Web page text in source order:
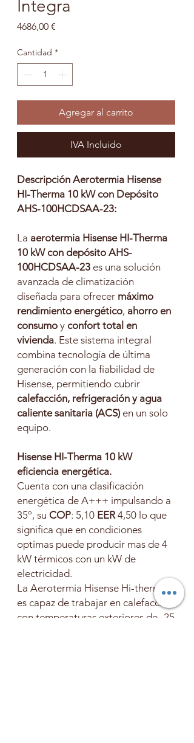
Integra
4686,00 €
Cantidad *
Agregar al carrito
IVA Incluido
Descripción Aerotermia Hisense
HI-Therma 10 kW con Depósito
AHS-100HCDSAA-23:
La aerotermia Hisense HI-Therma
10 kW con depósito AHS-
100HCDSAA-23 es una solución
avanzada de climatización
diseñada para ofrecer máximo
rendimiento energético, ahorro en
consumo y confort total en
vivienda. Este sistema integral
combina tecnología de última
generación con la fiabilidad de
Hisense, permitiendo cubrir
calefacción, refrigeración y agua
caliente sanitaria (ACS) en un solo
equipo.
Hisense HI-Therma 10 kW
eficiencia energética.
Cuenta con una clasificación
energética de A+++ impulsando a
35º, su COP: 5,10 EER4,50 lo que
significa que en condiciones
optimas puede producir mas de 4
kW térmicos con un kW de
electricidad.
La Aerotermia Hisense Hi-therma
es capaz de trabajar en calefacción
con temperaturas exteriores de -25